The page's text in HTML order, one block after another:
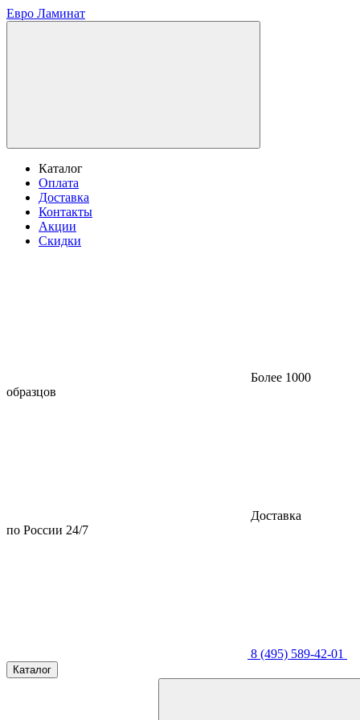
Евро Ламинат
Каталог
Оплата
Доставка
Контакты
Акции
Скидки
Более 1000
образцов
Доставка
по России 24/7
8 (495) 589-42-01
Каталог